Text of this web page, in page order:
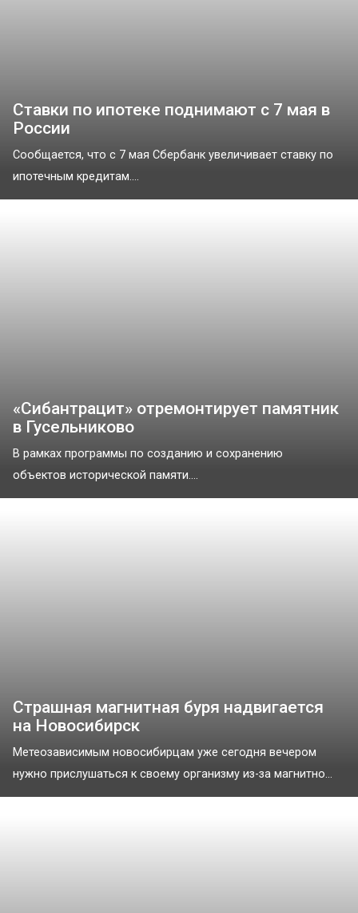
Ставки по ипотеке поднимают с 7 мая в
России
Сообщается, что с 7 мая Сбербанк увеличивает ставку по
ипотечным кредитам....
«Сибантрацит» отремонтирует памятник
в Гусельниково
В рамках программы по созданию и сохранению
объектов исторической памяти....
Страшная магнитная буря надвигается
на Новосибирск
Метеозависимым новосибирцам уже сегодня вечером
нужно прислушаться к своему организму из-за магнитно...